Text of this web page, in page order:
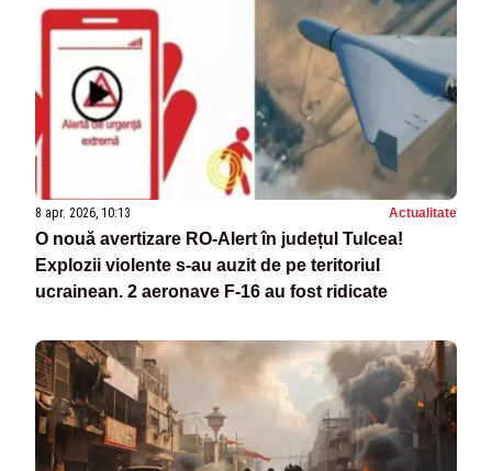
8 apr. 2026, 10:13 Actualitate
O nouă avertizare RO-Alert în județul Tulcea!
Explozii violente s-au auzit de pe teritoriul
ucrainean. 2 aeronave F-16 au fost ridicate